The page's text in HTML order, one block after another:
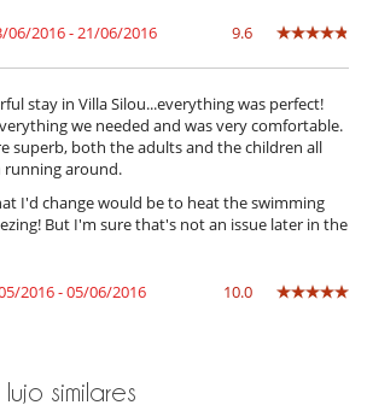
piscinas
y agrado
en las habitaciones
06/2016 - 21/06/2016 9.6
stay in Villa Silou...everything was perfect!
we needed and was very comfortable.
superb, both the adults and the children all
running around.
I'd change would be to heat the swimming
But I'm sure that's not an issue later in the
2016 - 05/06/2016 10.0
similares